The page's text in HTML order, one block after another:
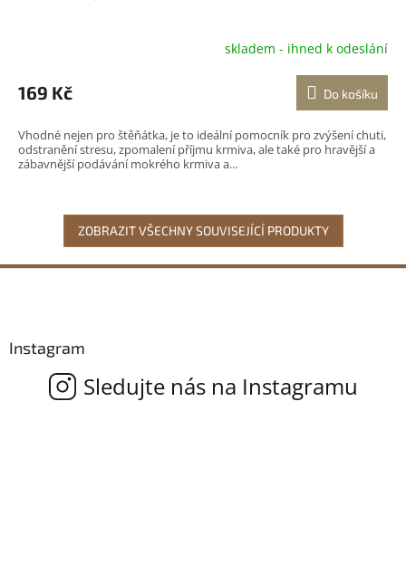
produktu
je
z
5
hvězdiček.
skladem - ihned k odeslání
169 Kč Do košíku
Vhodné nejen pro štěňátka, je to ideální pomocník pro zvýšení chuti,
odstranění stresu, zpomalení příjmu krmiva, ale také pro hravější a
zábavnější podávání mokrého krmiva a...
ZOBRAZIT VŠECHNY SOUVISEJÍCÍ PRODUKTY
Instagram